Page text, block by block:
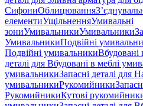
СифониОблицювання
елементиУщільненняУмивальні
зониУмивальникиУмивальники
УмивальникиПодвійні
Подвійні умивальникиВбудовані
деталі для Вбудовані в меблі
умивальникиЗапасні деталі для
умивальникиРукомийники
РукомийникиКутові